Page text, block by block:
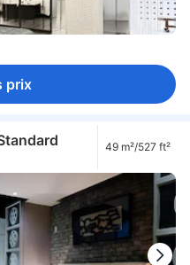
prix
49 m²/527 ft²